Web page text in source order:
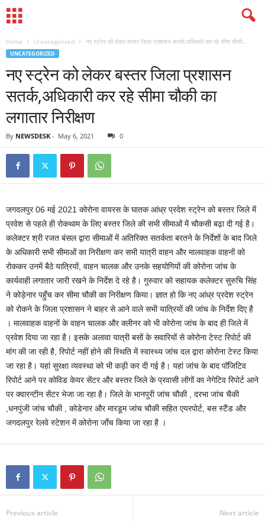
Home Uncategorized नए स्ट्रेन को लेकर बस्तर जिला प्रशासन सतर्क,अधिकारी कर रहे सीमा चौकी...
UNCATEGORIZED
नए स्ट्रेन को लेकर बस्तर जिला प्रशासन
सतर्क,अधिकारी कर रहे सीमा चौकी का
लगातार निरीक्षण
By NEWSDESK - May 6, 2021 0
जगदलपुर 06 मई 2021 कोरोना वायरस के घातक आंध्र प्रदेश स्ट्रेन को बस्तर जिले में
प्रवेश से पहले ही रोकथाम के लिए बस्तर जिले की सभी सीमाओं में चौकसी बढ़ा दी गई है।
कलेक्टर श्री रजत बंसल द्वारा सीमाओं में अतिरिक्त सतर्कता बरतने के निर्देशों के बाद जिले
के अधिकारी सभी सीमाओं का निरीक्षण कर सभी यात्री वाहन और मालवाहक वाहनों को
रोककर उनमें बैठे यात्रियों, वाहन चालक और उनके सहयोगियों की कोरोना जांच के
कार्यवाही लगातार जारी रखने के निर्देश दे रहे है। गुरुवार को सहायक कलेक्टर सुरुचि सिंह
ने कोड़ेनार पहुँच कर सीमा चौकी का निरीक्षण किया। ज्ञात हो कि नए आंध्र प्रदेश स्ट्रेन
को रोकने के जिला प्रशासन ने बाहर से आने वाले सभी यात्रियों की जांच के निर्देश दिए है
। मालवाहक वाहनों के वाहन चालक और क्लीनर को भी कोरोना जांच के बाद ही जिले में
प्रवेश दिया जा रहा है। इसके अलावा यात्री बसों के सवारियों से कोरोना टेस्ट रिपोर्ट की
मांग की जा रही है, रिपोर्ट नहीं होने की स्थिति में स्वास्थ्य जांच दल द्वारा कोरोना टेस्ट किया
जा रहा है। यहां सुरक्षा व्यवस्था को भी कड़ी कर दी गई है। यहां जांच के बाद पॉजिटिव
रिपोर्ट आने पर कोविड केयर सेंटर और बस्तर जिले के प्रवासी लोंगों का नेगेटिव रिपोर्ट आने
पर क्वारन्टीन सेंटर भेजा जा रहा है। जिले के भानपुरी जांच चौकी , दरभा जांच चैकी
,धनपुंजी जांच चौकी , कोडेनार और मारडूम जांच चौकी सहित एयरपोर्ट, बस स्टैंड और
जगदलपुर रेलवे स्टेशन में कोरोना जाँच किया जा रहा है ।
Previous article Next article